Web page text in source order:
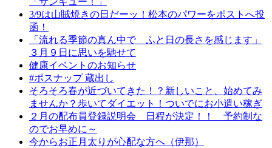
3/9は山賊焼きの日だーッ！松本のパワーをポストへ投
函！
「流れる季節の真ん中で ふと日の長さを感じます」
３月９日に思いを馳せて
健康イベントのお知らせ
#ポスナップ 蔵出し
そろそろ春が近づいてきた！？新しいこと、始めてみ
ませんか？歩いてダイエット！ついでにお小遣い稼ぎ
２月の配布員登録説明会 日程が決定！！ 予約制な
のでお早めに～
今からお正月太りが心配な方へ（伊那）